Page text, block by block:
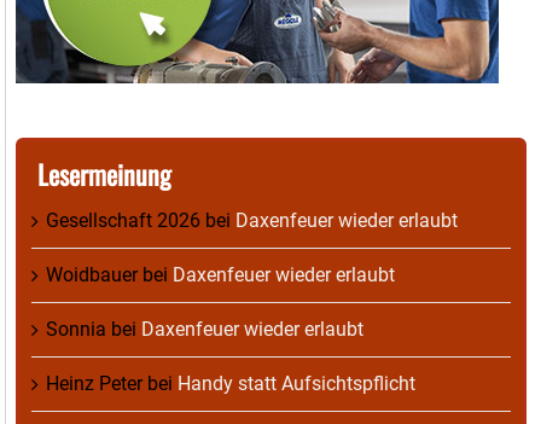
Lesermeinung
Gesellschaft 2026 bei Daxenfeuer wieder erlaubt
Woidbauerbei Daxenfeuer wieder erlaubt
Sonnia bei Daxenfeuer wieder erlaubt
Heinz Peterbei Handy statt Aufsichtspflicht